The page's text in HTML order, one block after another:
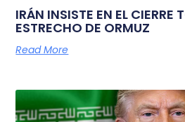
IRÁN INSISTE EN EL CIERRE
ESTRECHO DE ORMUZ
Read More